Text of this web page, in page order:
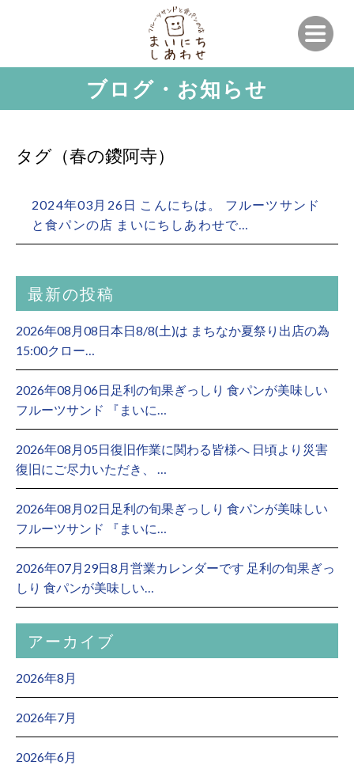
ブログ・お知らせ
タグ（春の鑁阿寺）
2024年03月26日 こんにちは。 フルーツサンド
と食パンの店 まいにちしあわせで…
最新の投稿
2026年08月08日本日8/8(土)は まちなか夏祭り出店の為
15:00クロー…
2026年08月06日足利の旬果ぎっしり 食パンが美味しい
フルーツサンド 『まいに…
2026年08月05日復旧作業に関わる皆様へ 日頃より災害
復旧にご尽力いただき、 …
2026年08月02日足利の旬果ぎっしり 食パンが美味しい
フルーツサンド 『まいに…
2026年07月29日8月営業カレンダーです 足利の旬果ぎっ
しり 食パンが美味しい…
アーカイブ
2026年8月
2026年7月
2026年6月